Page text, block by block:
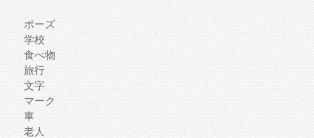
ポーズ
学校
食べ物
旅行
文字
マーク
車
老人